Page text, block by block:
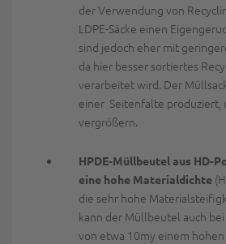
der Verwendung von
LDPE-Säcke einen
sind jedoch eher mit
da hier besser sortiertes
verarbeitet wird. Der
einer Seitenfalte produziert,
vergrößern.
HPDE-Müllbeutel aus HD-
eine hohe Materialdichte
die sehr hohe
kann der Müllbeutel auch
von etwa 10my einem